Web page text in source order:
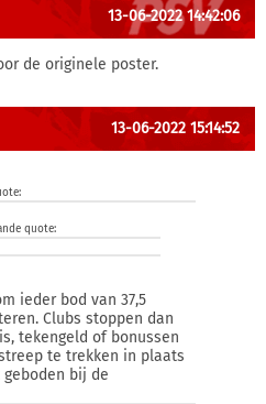
13-06-2022 14:42:06
de originele poster.
13-06-2022 15:14:52
quote:
ieder bod van 37,5
Clubs stoppen dan
tekengeld of bonussen
te trekken in plaats
bij de